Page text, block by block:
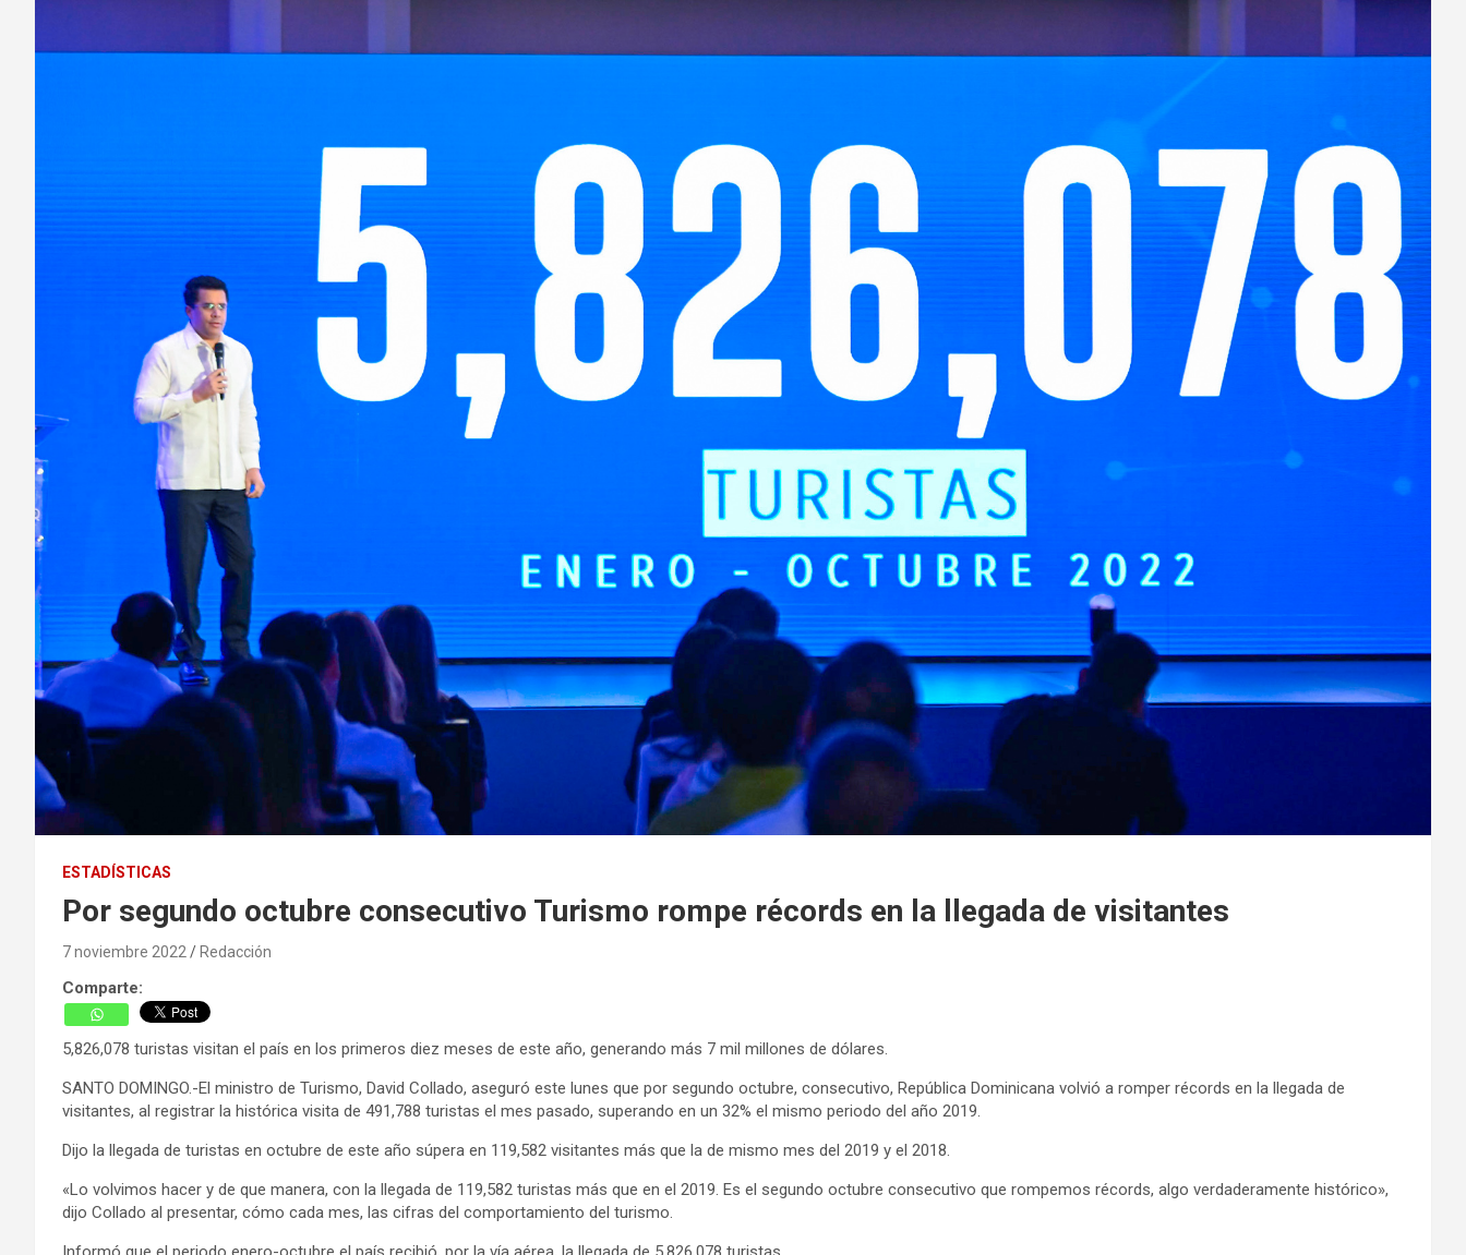
ESTADÍSTICAS
Por segundo octubre consecutivo Turismo rompe récords en la llegada de visitantes
7 noviembre 2022 Redacción
Comparte:
5,826,078 turistas visitan el país en los primeros diez meses de este año, generando más 7 mil millones de dólares.
SANTO DOMINGO.-El ministro de Turismo, David Collado, aseguró este lunes que por segundo octubre, consecutivo, República Dominicana volvió a romper récords en la llegada de
visitantes, al registrar la histórica visita de 491,788 turistas el mes pasado, superando en un 32% el mismo periodo del año 2019.
Dijo la llegada de turistas en octubre de este año súpera en 119,582 visitantes más que la de mismo mes del 2019 y el 2018.
«Lo volvimos hacer y de que manera, con la llegada de 119,582 turistas más que en el 2019. Es el segundo octubre consecutivo que rompemos récords, algo verdaderamente histórico»,
dijo Collado al presentar, cómo cada mes, las cifras del comportamiento del turismo.